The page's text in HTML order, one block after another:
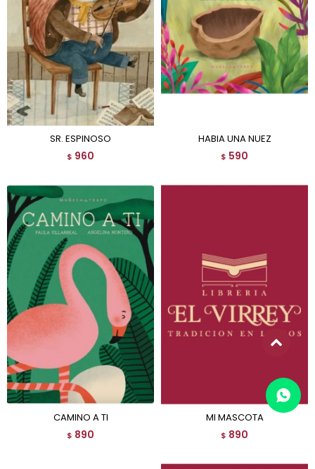
SR. ESPINOSO
$ 960
HABIA UNA NUEZ
$ 590
CAMINO A TI
$ 890
MI MASCOTA
$ 890